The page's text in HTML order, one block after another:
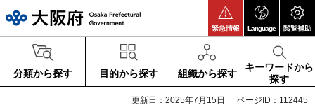
緊急情報 Language 閲覧補助
分類から探す 目的から探す 組織から探す
キーワードから
探す
更新日：2025年7月15日 ページID：112445